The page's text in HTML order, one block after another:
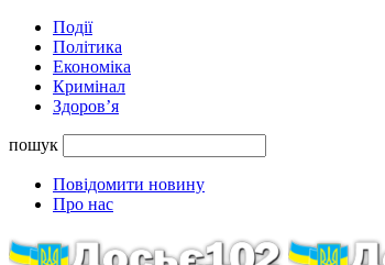
Події
Політика
Економіка
Кримінал
Здоров’я
пошук
Повідомити новину
Про нас